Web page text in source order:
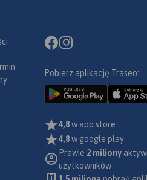
Pobierz aplikację Traseo:
4,8w app store
4,8w google play
Prawie 2 miliony
użytkowników